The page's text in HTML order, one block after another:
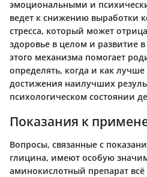
эмоциональными и
ведет к снижению выработки
стресса, который может
здоровье в целом и развитие
этого механизма помогает
определять, когда и как
достижения наилучших
психологическом состоянии
Показания к
Вопросы, связанные с
глицина, имеют особую
аминокислотный препарат